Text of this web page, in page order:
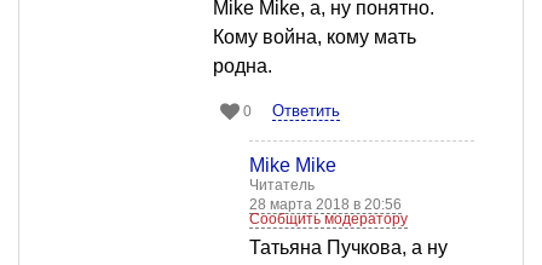
Mike Mike, а, ну понятно.
Кому война, кому мать
родна.
0 Ответить
Mike Mike
Читатель
28 марта 2018 в 20:56
Сообщить модератору
Татьяна Пучкова, а ну